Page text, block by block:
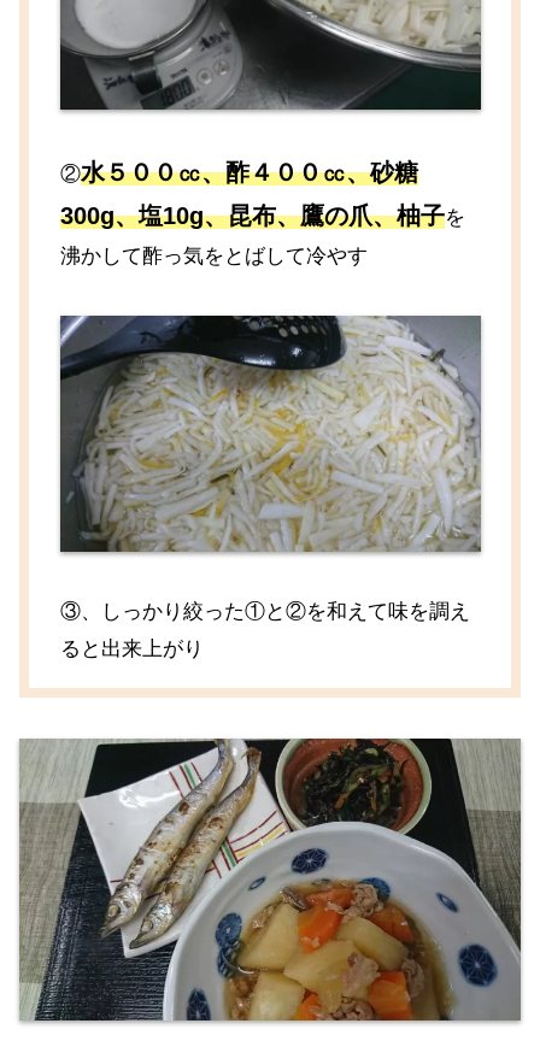
②水５００㏄、酢４００㏄、砂糖
300g、塩10g、昆布、鷹の爪、柚子を
沸かして酢っ気をとばして冷やす
③、しっかり絞った①と②を和えて味を調え
ると出来上がり